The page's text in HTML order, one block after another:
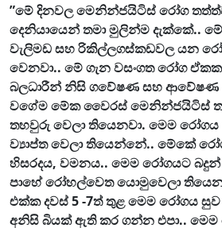
”මේ දිනවල මෙනින්ජයිටිස් රෝග
දෙනියායෙන් තමා මුලින්ම දැක්කේ..
වැලිමඩ සහ රිකිල්ලගස්කඩවල යන
වෙනවා.. මේ ගැන වසංගත රෝග
බලධාරීන් නිසි ගවේෂණ සහ ආවේෂණ
වගේම මේක වෛරස් මෙනින්ජයිටිස්
තහවුරු වෙලා තියෙනවා. මෙම රෝගය
ව්‍යාප්ත වෙලා තියෙන්නේ.. මේකේ
හිසරදය, වමනය.. මෙම රෝගයට
පාහේ රෝහල්වෙත යොමුවෙලා
එක්ක දවස් 5 -7ත් තුළ මෙම රෝගය
අනිසි බියක් ඇති කර ගන්න එපා.. මෙම